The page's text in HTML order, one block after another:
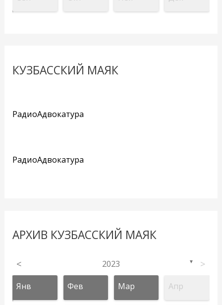
КУЗБАССКИЙ МАЯК
РадиоАдвокатура
РадиоАдвокатура
АРХИВ КУЗБАССКИЙ МАЯК
< 2023 ▼ >
Янв Фев Мар Апр